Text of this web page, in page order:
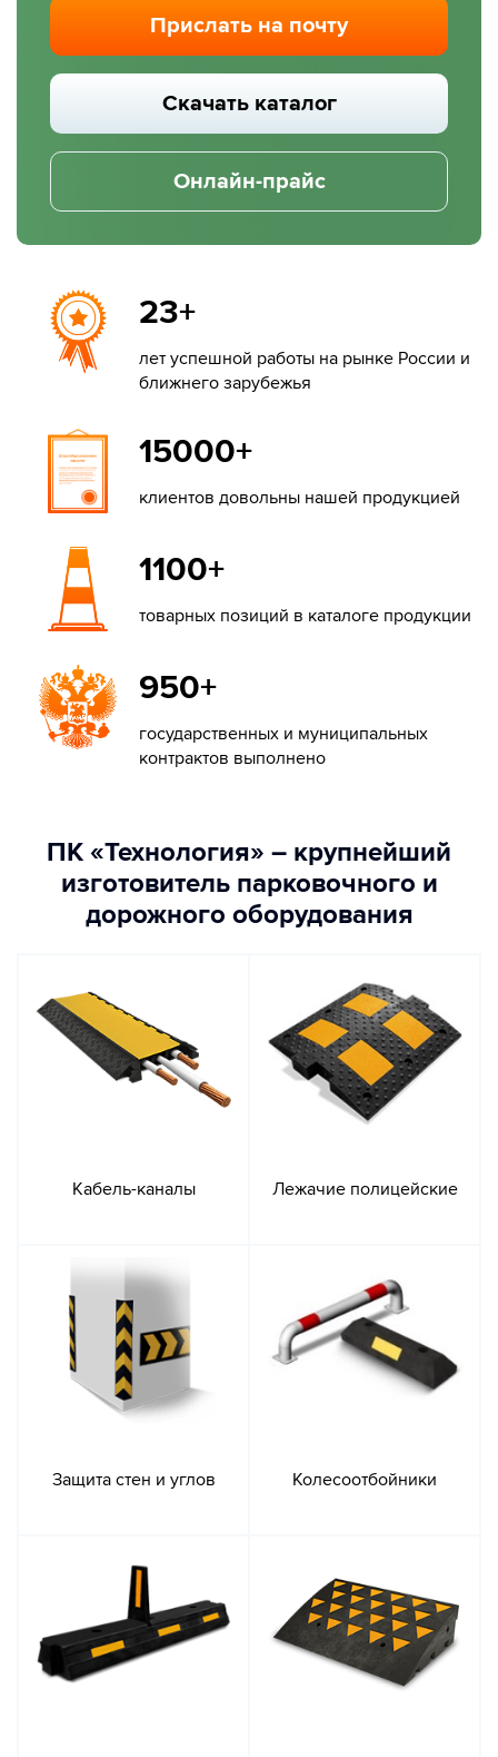
Прислать на почту
Скачать каталог
Онлайн-прайс
23+
лет успешной работы на рынке России и
ближнего зарубежья
15000+
клиентов довольны нашей продукцией
1100+
товарных позиций в каталоге продукции
950+
государственных и муниципальных
контрактов выполнено
ПК «Технология» – крупнейший
изготовитель парковочного и
дорожного оборудования
Кабель-каналы Лежачие полицейские
Защита стен и углов Колесоотбойники